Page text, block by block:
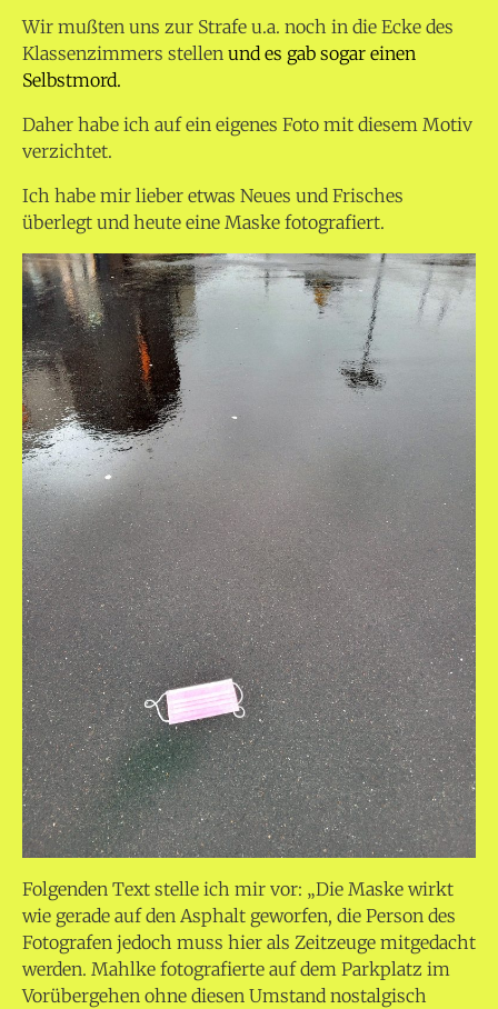
Wir mußten uns zur Strafe u.a. noch in die Ecke des
Klassenzimmers stellen und es gab sogar einen
Selbstmord.
Daher habe ich auf ein eigenes Foto mit diesem Motiv
verzichtet.
Ich habe mir lieber etwas Neues und Frisches
überlegt und heute eine Maske fotografiert.
Folgenden Text stelle ich mir vor: „Die Maske wirkt
wie gerade auf den Asphalt geworfen, die Person des
Fotografen jedoch muss hier als Zeitzeuge mitgedacht
werden. Mahlke fotografierte auf dem Parkplatz im
Vorübergehen ohne diesen Umstand nostalgisch